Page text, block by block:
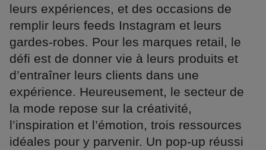
leurs expériences, et des occasions de
remplir leurs feeds Instagram et leurs
gardes-robes. Pour les marques retail, le
défi est de donner vie à leurs produits et
d’entraîner leurs clients dans une
expérience. Heureusement, le secteur de
la mode repose sur la créativité,
l’inspiration et l’émotion, trois ressources
idéales pour y parvenir. Un pop-up réussi